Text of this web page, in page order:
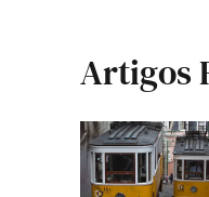
Artigos